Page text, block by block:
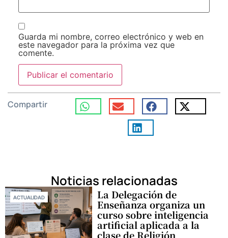
Guarda mi nombre, correo electrónico y web en
este navegador para la próxima vez que
comente.
Compartir
Noticias relacionadas
ACTUALIDAD La Delegación de
Enseñanza organiza un
curso sobre inteligencia
artificial aplicada a la
clase de Religión